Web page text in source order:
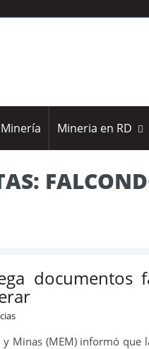
Mineria en RD
y Minas (MEM) informó